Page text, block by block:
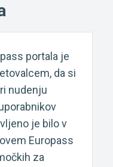
portala je
da si
nudenju
je bilo v
Europass
za